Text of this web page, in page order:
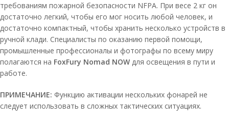
требованиям пожарной безопасности NFPA. При весе 2 кг он
достаточно легкий, чтобы его мог носить любой человек, и
достаточно компактный, чтобы хранить несколько устройств в
ручной клади. Специалисты по оказанию первой помощи,
промышленные профессионалы и фотографы по всему миру
полагаются на FoxFury Nomad NOW для освещения в пути и
работе.
ПРИМЕЧАНИЕ: Функцию активации нескольких фонарей не
следует использовать в сложных тактических ситуациях.